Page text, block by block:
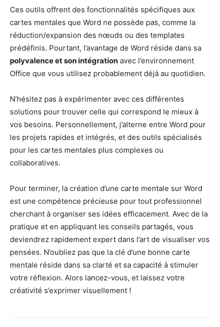
Ces outils offrent des fonctionnalités spécifiques aux
cartes mentales que Word ne possède pas, comme la
réduction/expansion des nœuds ou des templates
prédéfinis. Pourtant, l’avantage de Word réside dans sa
polyvalence et son intégration avec l’environnement
Office que vous utilisez probablement déjà au quotidien.
N’hésitez pas à expérimenter avec ces différentes
solutions pour trouver celle qui correspond le mieux à
vos besoins. Personnellement, j’alterne entre Word pour
les projets rapides et intégrés, et des outils spécialisés
pour les cartes mentales plus complexes ou
collaboratives.
Pour terminer, la création d’une carte mentale sur Word
est une compétence précieuse pour tout professionnel
cherchant à organiser ses idées efficacement. Avec de la
pratique et en appliquant les conseils partagés, vous
deviendrez rapidement expert dans l’art de visualiser vos
pensées. N’oubliez pas que la clé d’une bonne carte
mentale réside dans sa clarté et sa capacité à stimuler
votre réflexion. Alors lancez-vous, et laissez votre
créativité s’exprimer visuellement !